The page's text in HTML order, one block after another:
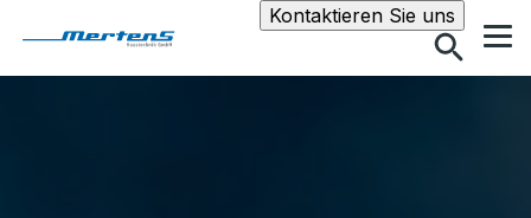
Kontaktieren Sie unsSuche